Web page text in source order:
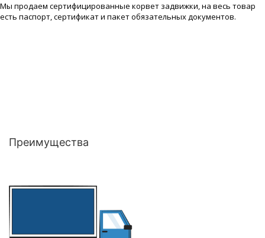
Мы продаем сертифицированные корвет задвижки, на весь товар
есть паспорт, сертификат и пакет обязательных документов.
Преимущества